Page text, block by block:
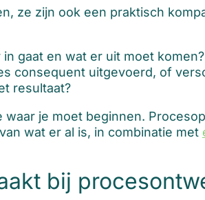
ze zijn ook een praktisch
gaat en wat er uit moet
consequent uitgevoerd, of
resultaat?
je moet beginnen.
wat er al is, in combinatie met
bij